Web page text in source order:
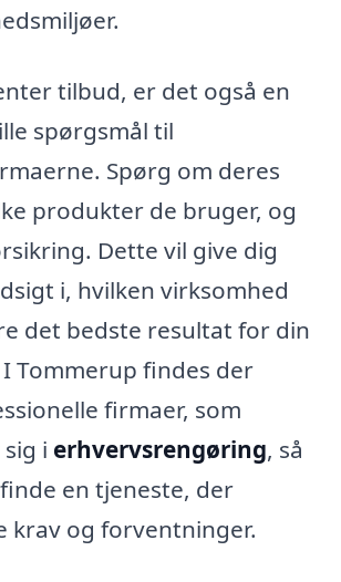
tilbud, er det også en
spørgsmål til
Spørg om deres
produkter de bruger, og
Dette vil give dig
i, hvilken virksomhed
det bedste resultat for din
Tommerup findes der
firmaer, som
i erhvervsrengøring, så
en tjeneste, der
krav og forventninger.